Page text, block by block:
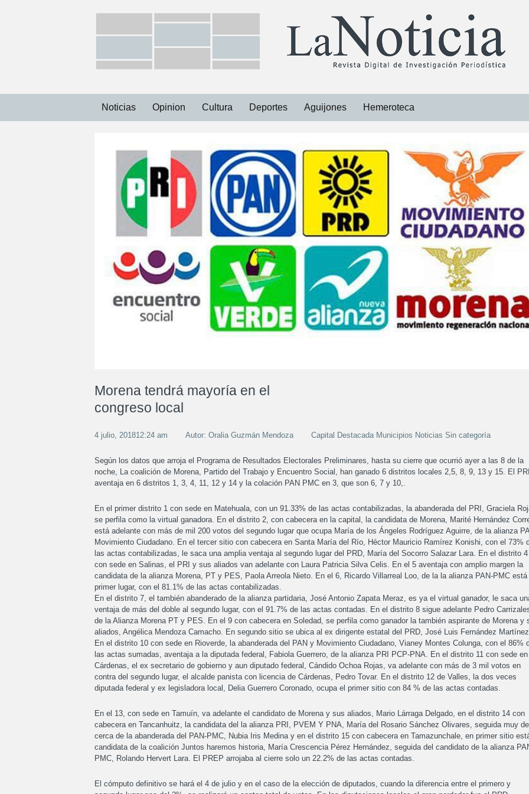
Noticias
Municipios
Opinion Cultura Deportes Aguijones Hemeroteca
Revistas
Morena tendrá mayoría en el
congreso local
4 julio, 201812:24 am Autor: Oralia Guzmán Mendoza Capital Destacada Municipios Noticias Sin categoría
Según los datos que arroja el Programa de Resultados Electorales Preliminares, hasta su cierre que ocurrió ayer a las 8 de la
noche, La coalición de Morena, Partido del Trabajo y Encuentro Social, han ganado 6 distritos locales 2,5, 8, 9, 13 y 15. El PRI
aventaja en 6 distritos 1, 3, 4, 11, 12 y 14 y la colación PAN PMC en 3, que son 6, 7 y 10,.
En el primer distrito 1 con sede en Matehuala, con un 91.33% de las actas contabilizadas, la abanderada del PRI, Graciela
se perfila como la virtual ganadora. En el distrito 2, con cabecera en la capital, la candidata de Morena, Marité Hernández
está adelante con más de mil 200 votos del segundo lugar que ocupa María de los Ángeles Rodríguez Aguirre, de la alianza
Movimiento Ciudadano. En el tercer sitio con cabecera en Santa María del Río, Héctor Mauricio Ramírez Konishi, con el 73%
las actas contabilizadas, le saca una amplia ventaja al segundo lugar del PRD, María del Socorro Salazar Lara. En el distrito 4
con sede en Salinas, el PRI y sus aliados van adelante con Laura Patricia Silva Celis. En el 5 aventaja con amplio margen la
candidata de la alianza Morena, PT y PES, Paola Arreola Nieto. En el 6, Ricardo Villarreal Loo, de la la alianza PAN-PMC está
primer lugar, con el 81.1% de las actas contabilizadas.
En el distrito 7, el también abanderado de la alianza partidaria, José Antonio Zapata Meraz, es ya el virtual ganador, le saca
ventaja de más del doble al segundo lugar, con el 91.7% de las actas contadas. En el distrito 8 sigue adelante Pedro
de la Alianza Morena PT y PES. En el 9 con cabecera en Soledad, se perfila como ganador la también aspirante de Morena y
aliados, Angélica Mendoza Camacho. En segundo sitio se ubica al ex dirigente estatal del PRD, José Luis Fernández
En el distrito 10 con sede en Rioverde, la abanderada del PAN y Movimiento Ciudadano, Vianey Montes Colunga, con el 86%
las actas sumadas, aventaja a la diputada federal, Fabiola Guerrero, de la alianza PRI PCP-PNA. En el distrito 11 con sede en
Cárdenas, el ex secretario de gobierno y aun diputado federal, Cándido Ochoa Rojas, va adelante con más de 3 mil votos en
contra del segundo lugar, el alcalde panista con licencia de Cárdenas, Pedro Tovar. En el distrito 12 de Valles, la dos veces
diputada federal y ex legisladora local, Delia Guerrero Coronado, ocupa el primer sitio con 84 % de las actas contadas.
En el 13, con sede en Tamuín, va adelante el candidato de Morena y sus aliados, Mario Lárraga Delgado, en el distrito 14 con
cabecera en Tancanhuitz, la candidata del la alianza PRI, PVEM Y PNA, María del Rosario Sánchez Olivares, seguida muy de
cerca de la abanderada del PAN-PMC, Nubia Iris Medina y en el distrito 15 con cabecera en Tamazunchale, en primer sitio
candidata de la coalición Juntos haremos historia, María Crescencia Pérez Hernández, seguida del candidato de la alianza
PMC, Rolando Hervert Lara. El PREP arrojaba al cierre solo un 22.2% de las actas contadas.
El cómputo definitivo se hará el 4 de julio y en el caso de la elección de diputados, cuando la diferencia entre el primero y